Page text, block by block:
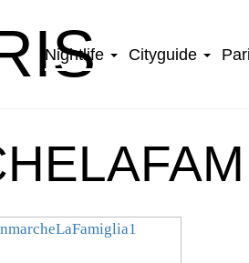
Nightlife Cityguide